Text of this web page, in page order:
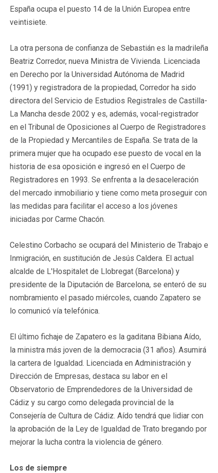
España ocupa el puesto 14 de la Unión Europea entre
veintisiete.
La otra persona de confianza de Sebastián es la madrileña
Beatriz Corredor, nueva Ministra de Vivienda. Licenciada
en Derecho por la Universidad Autónoma de Madrid
(1991) y registradora de la propiedad, Corredor ha sido
directora del Servicio de Estudios Registrales de Castilla-
La Mancha desde 2002 y es, además, vocal-registrador
en el Tribunal de Oposiciones al Cuerpo de Registradores
de la Propiedad y Mercantiles de España. Se trata de la
primera mujer que ha ocupado ese puesto de vocal en la
historia de esa oposición e ingresó en el Cuerpo de
Registradores en 1993. Se enfrenta a la desaceleración
del mercado inmobiliario y tiene como meta proseguir con
las medidas para facilitar el acceso a los jóvenes
iniciadas por Carme Chacón.
Celestino Corbacho se ocupará del Ministerio de Trabajo e
Inmigración, en sustitución de Jesús Caldera. El actual
alcalde de L'Hospitalet de Llobregat (Barcelona) y
presidente de la Diputación de Barcelona, se enteró de su
nombramiento el pasado miércoles, cuando Zapatero se
lo comunicó vía telefónica.
El último fichaje de Zapatero es la gaditana Bibiana Aído,
la ministra más joven de la democracia (31 años). Asumirá
la cartera de Igualdad. Licenciada en Administración y
Dirección de Empresas, destaca su labor en el
Observatorio de Emprendedores de la Universidad de
Cádiz y su cargo como delegada provincial de la
Consejería de Cultura de Cádiz. Aído tendrá que lidiar con
la aprobación de la Ley de Igualdad de Trato bregando por
mejorar la lucha contra la violencia de género.
Los de siempre